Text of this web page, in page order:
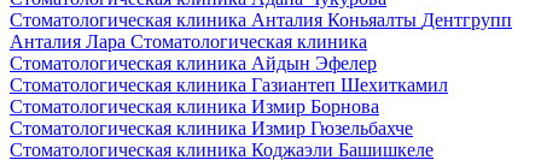
Стоматологическая клиника Анталия Коньяалты Дентгрупп
Анталия Лара Стоматологическая клиника
Стоматологическая клиника Айдын Эфелер
Стоматологическая клиника Газиантеп Шехиткамил
Стоматологическая клиника Измир Борнова
Стоматологическая клиника Измир Гюзельбахче
Стоматологическая клиника Коджаэли Башишкеле